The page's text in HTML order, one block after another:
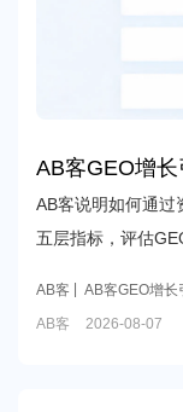
AB客GEO增
盘数量，我们
带来了可验证
AB客说明如何通过
五层指标，评估
AB客 AB客GEO增长
AB客 2026-08-07